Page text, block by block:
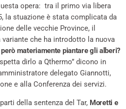
opera: tra il primo via libera
la stuazione è stata complicata da
delle vecchie Province, il
che ha introdotto la nuova
però materiamente piantare gli alberi?
dirlo a Qthermo” dicono in
delegato Giannotti,
e alla Conferenza dei servizi.
della sentenza del Tar, Moretti e